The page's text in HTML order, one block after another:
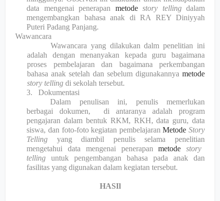
data mengenai penerapan metodestory tellingdalam
mengembangkan bahasa anak di RA REY Diniyyah
Puteri Padang Panjang.
Wawancara
Wawancara yang dilakukan dalm penelitian ini
adalah dengan menanyakan kepada guru bagaimana
proses pembelajaran dan bagaimana perkembangan
bahasa anak setelah dan sebelum digunakannya metode
story telling di sekolah tersebut.
3.
Dokumentasi
Dalam penulisan ini, penulis memerlukan
berbagai dokumen,
di antaranya adalah program
pengajaran dalam bentuk RKM, RKH, data guru, data
siswa, dan foto-foto kegiatan pembelajaranMetode Story
Telling yang diambil penulis selama penelitian
mengetahui data mengenai penerapanmetode
story
telling untuk pengembangan bahasa pada anak dan
fasilitas yang digunakan dalam kegiatan tersebut.
HASIl